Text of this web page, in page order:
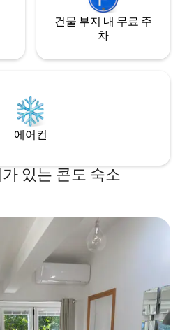
건물 부지 내 무료 주
차
에어컨
있는 콘도 숙소